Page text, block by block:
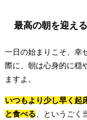
最高の朝を迎える
一日の始まりこそ、幸
際に、朝は心身的に穏
ますよ。
いつもより少し早く起
と食べる 、というごく